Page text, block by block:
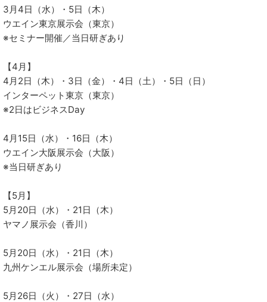
3月4日（水）・5日（木）
ウエイン東京展示会（東京）
※セミナー開催／当日研ぎあり
【4月】
4月2日（木）・3日（金）・4日（土）・5日（日）
インターペット東京（東京）
※2日はビジネスDay
4月15日（水）・16日（木）
ウエイン大阪展示会（大阪）
※当日研ぎあり
【5月】
5月20日（水）・21日（木）
ヤマノ展示会（香川）
5月20日（水）・21日（木）
九州ケンエル展示会（場所未定）
5月26日（火）・27日（水）